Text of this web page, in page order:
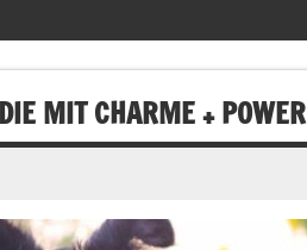
MIT CHARME + POWER